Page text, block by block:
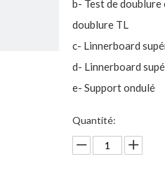
b- Test de
doublure TL
c- Linnerboard
d- Linnerboard
e- Support ondulé
Quantité: